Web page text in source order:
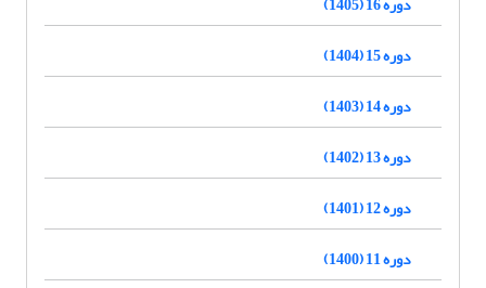
دوره 15 (1404)
دوره 14 (1403)
دوره 13 (1402)
دوره 12 (1401)
دوره 11 (1400)